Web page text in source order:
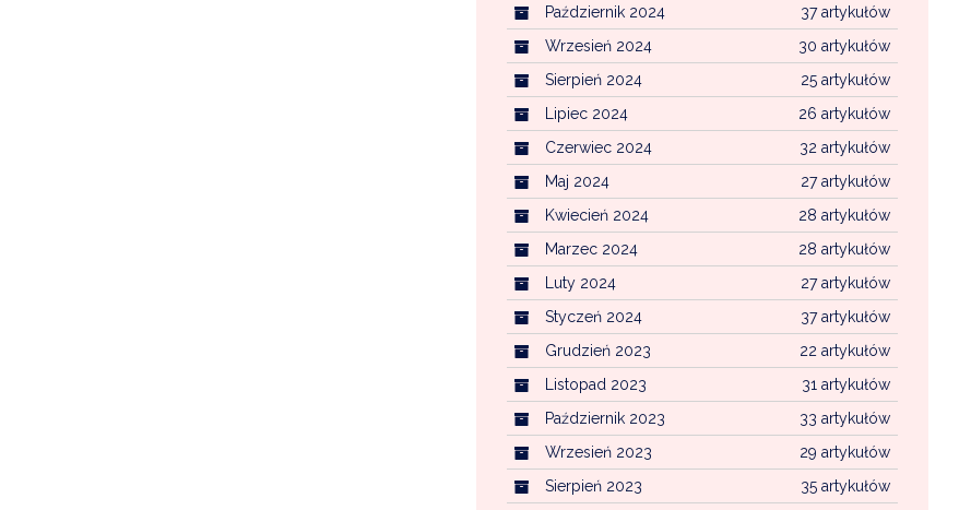
37 artykułów
Październik 2024
30 artykułów
Wrzesień 2024
25 artykułów
Sierpień 2024
26 artykułów
Lipiec 2024
32 artykułów
Czerwiec 2024
27 artykułów
Maj 2024
28 artykułów
Kwiecień 2024
28 artykułów
Marzec 2024
27 artykułów
Luty 2024
37 artykułów
Styczeń 2024
22 artykułów
Grudzień 2023
31 artykułów
Listopad 2023
33 artykułów
Październik 2023
29 artykułów
Wrzesień 2023
35 artykułów
Sierpień 2023